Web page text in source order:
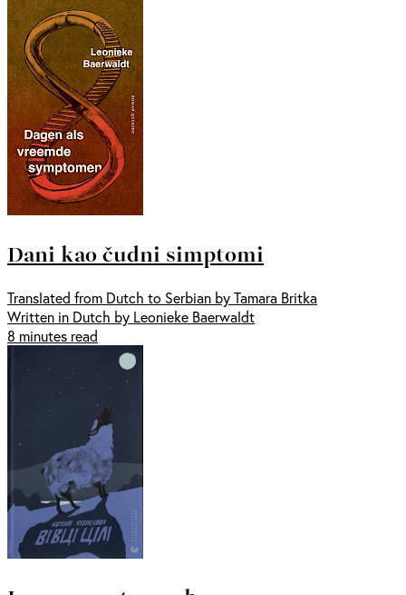
Dani kao čudni simptomi
Translated from Dutch to Serbian by Tamara Britka
Written in Dutch by Leonieke Baerwaldt
8 minutes read